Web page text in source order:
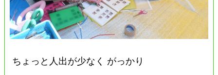
ちょっと人出が少なく がっかり